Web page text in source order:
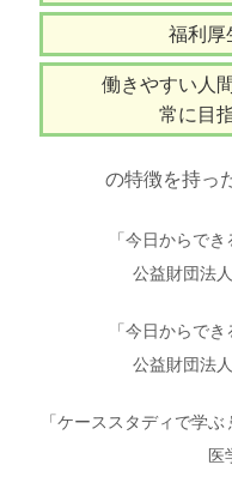
福利厚
働きやすい人
常に目
の特徴を持っ
「今日からで
公益財団法
「今日からで
公益財団法
「ケーススタディで学
医